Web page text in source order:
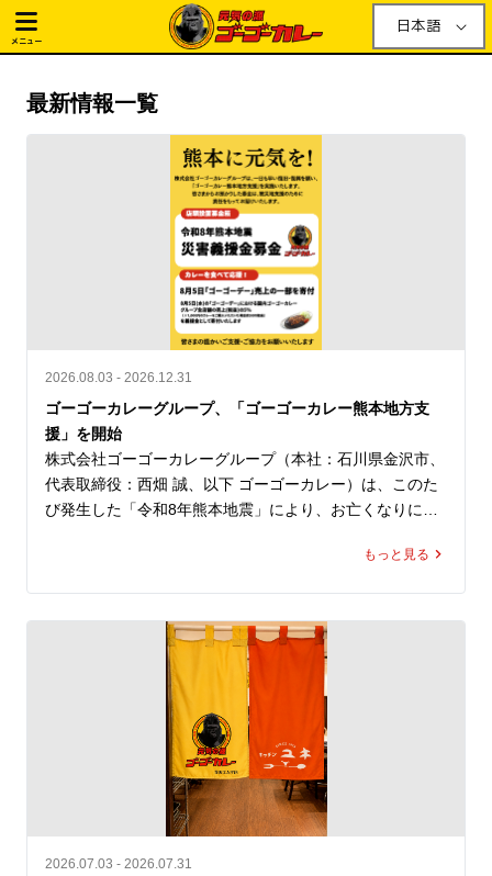
メニュー
日本語
最新情報一覧
2026.08.03 - 2026.12.31
ゴーゴーカレーグループ、「ゴーゴーカレー熊本地方支
援」を開始
株式会社ゴーゴーカレーグループ（本社：石川県金沢市、
代表取締役：西畑 誠、以下 ゴーゴーカレー）は、このた
び発生した「令和8年熊本地震」により、お亡くなりにな
に、被災された皆さま、そのご家族、ご関係者の皆さまに
また、被災地で救助・復旧活動に尽力されている行政・自
治体・医療関係者・ボランティアの皆さまへ深く敬意を表
ゴーゴーカレーは、一日も早い復旧・復興を願い、「ゴー
ゴーカレー熊本地方支援」を実施いたします。
支援内容
もっと見る
2026.07.03 - 2026.07.31